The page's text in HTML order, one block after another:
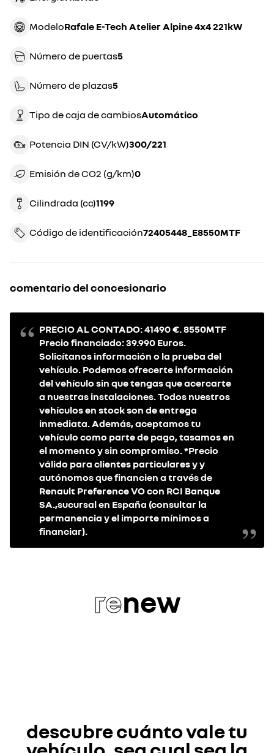
Modelo Rafale E-Tech Atelier Alpine 4x4 221kW
Número de puertas5
Número de plazas5
Tipo de caja de cambios automático
Potencia DIN (CV/kW) 300/221
Emisión de CO2 (g/km)0
Cilindrada (cc) 1199
Código de identificación 72405448_E8550MTF
comentario del concesionario
PRECIO AL CONTADO: 41490 €. 8550MTF
Precio financiado: 39.990 Euros.
Solicítanos información o la prueba del
vehículo. Podemos ofrecerte información
del vehículo sin que tengas que acercarte
a nuestras instalaciones. Todos nuestros
vehículos en stock son de entrega
inmediata. Además, aceptamos tu
vehículo como parte de pago, tasamos en
el momento y sin compromiso. *Precio
válido para clientes particulares y y
autónomos que financien a través de
Renault Preference VO con RCI Banque
SA.,sucursal en España (consultar la
permanencia y el importe mínimos a
financiar).
renew
descubre cuánto vale tu